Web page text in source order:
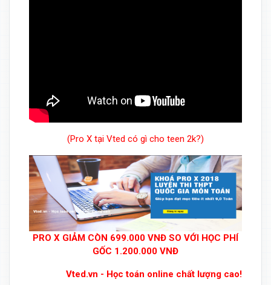
(Pro X tại Vted có gì cho teen 2k?)
PRO X GIẢM CÒN 699.000 VNĐ SO VỚI HỌC PHÍ
GỐC 1.200.000 VNĐ
Vted.vn - Học toán online chất lượng cao!